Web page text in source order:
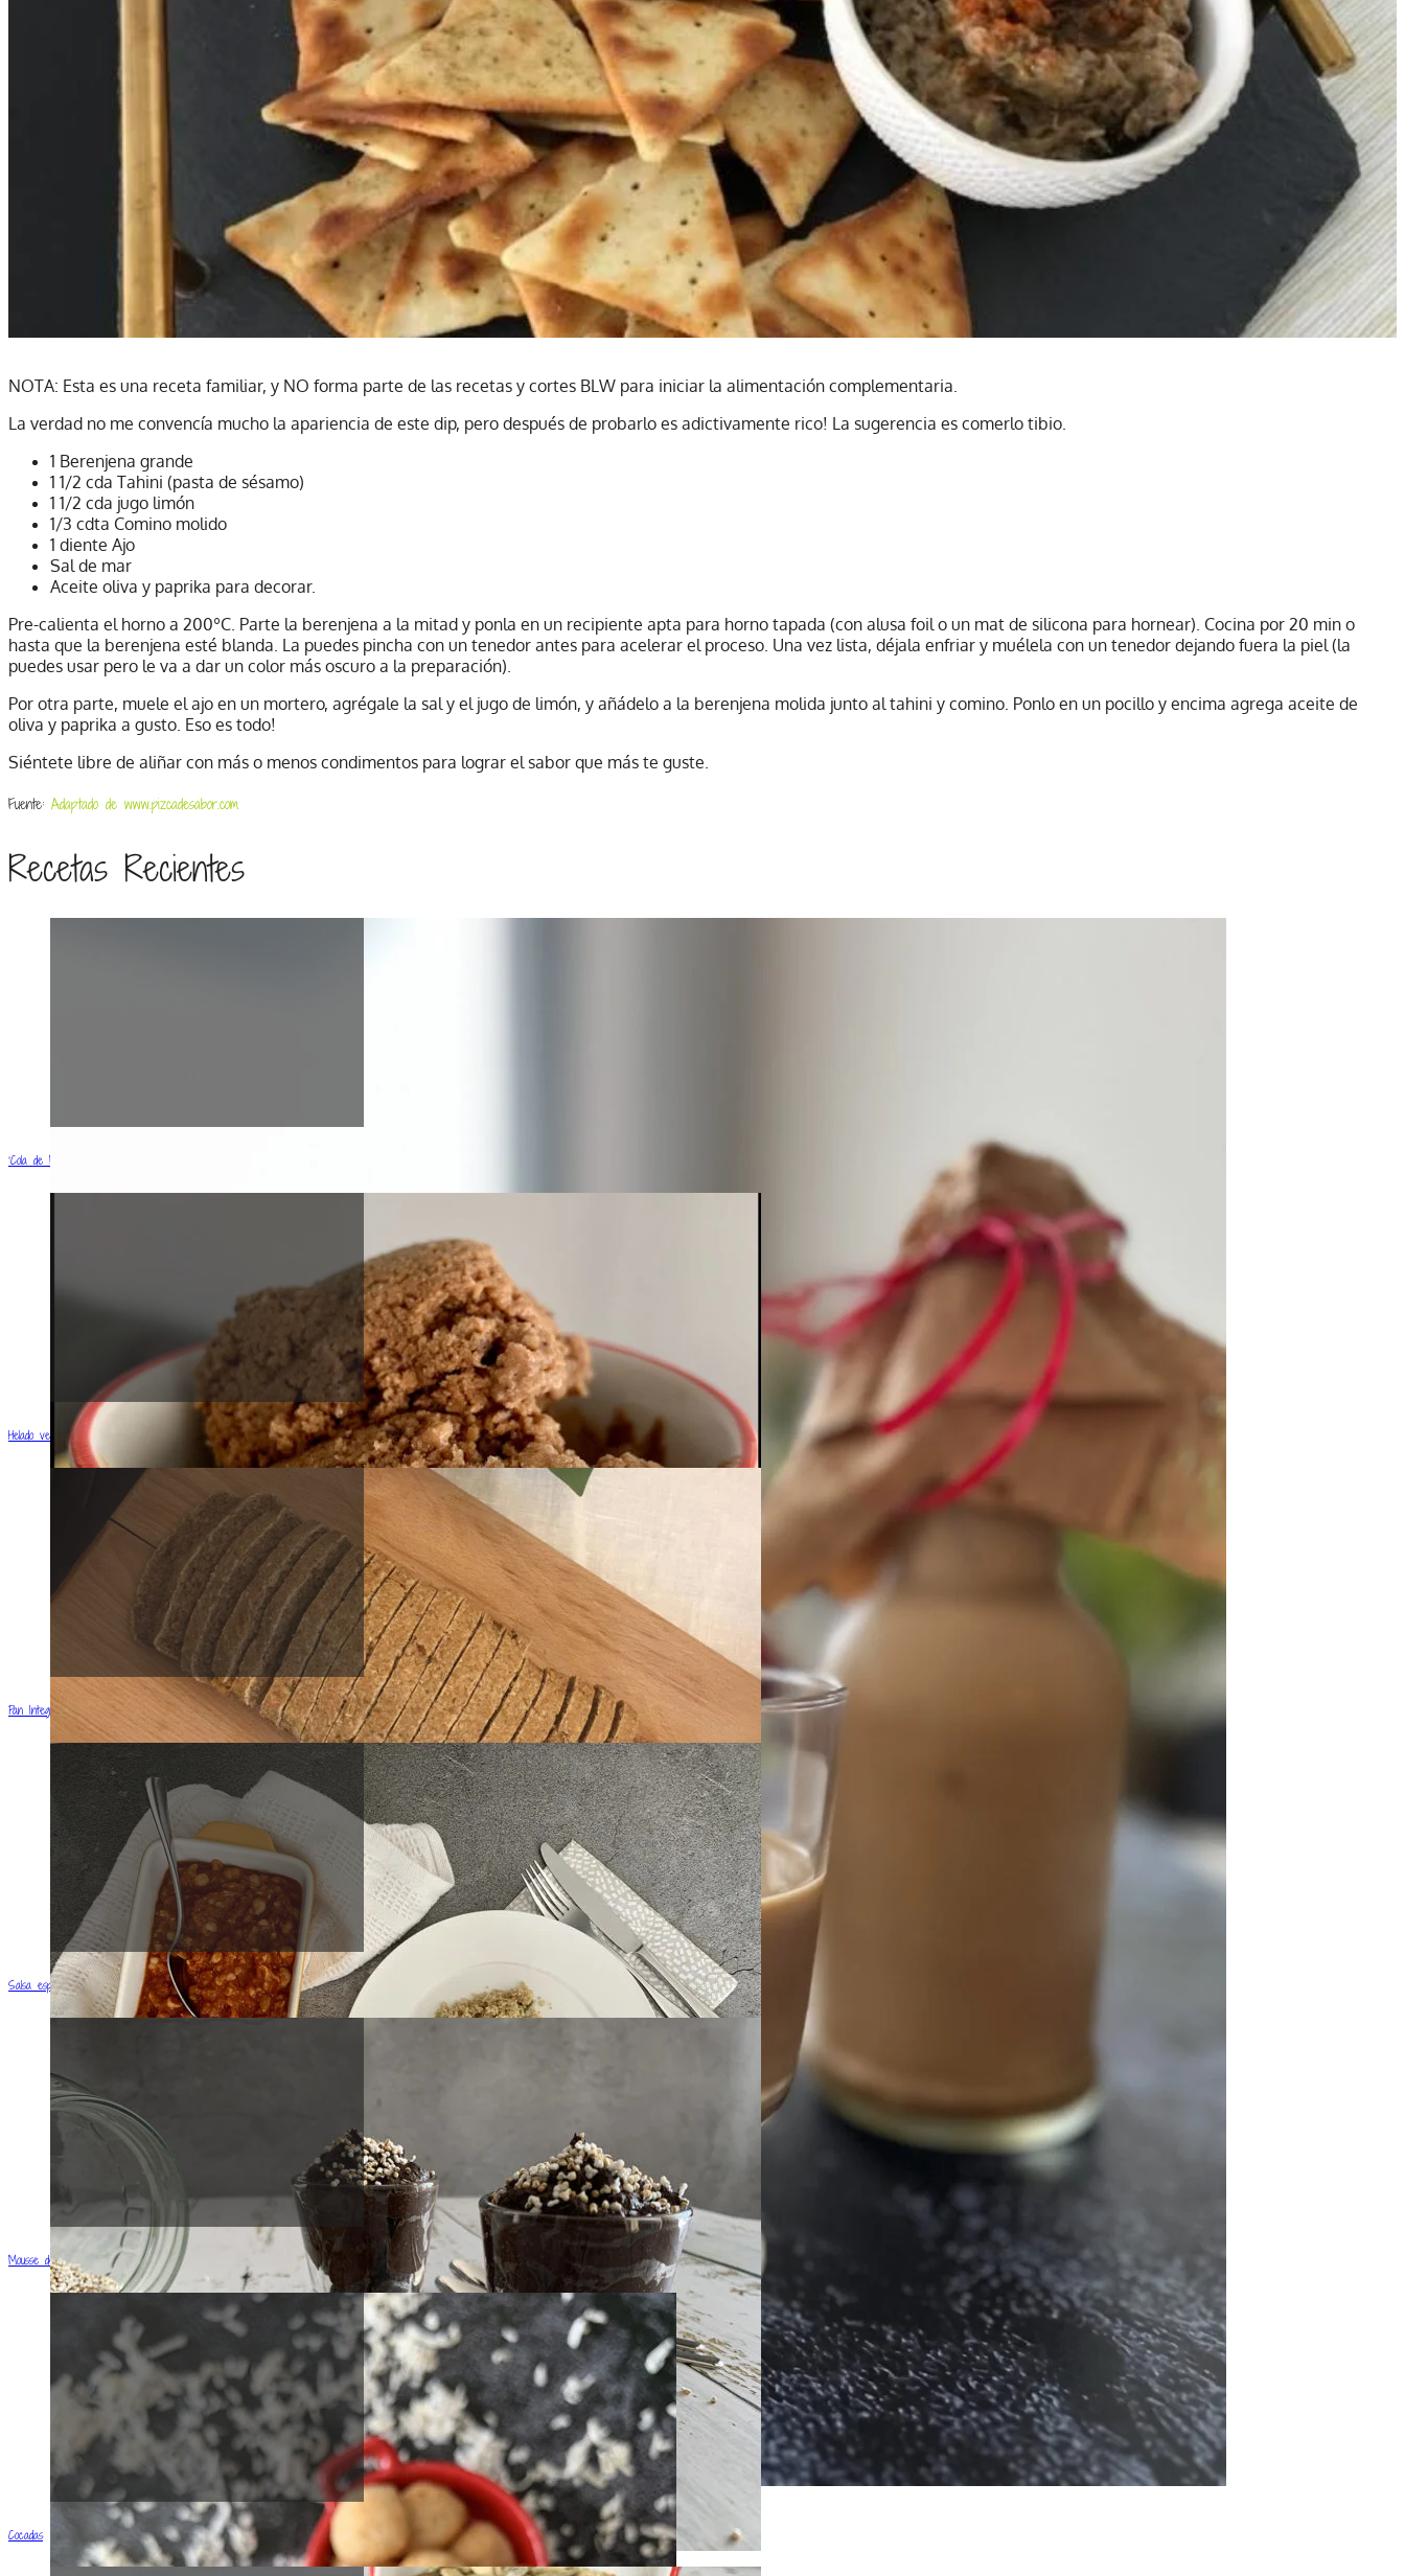
NOTA: Esta es una receta familiar, y NO forma parte de las recetas y cortes BLW para iniciar la alimentación complementaria.
La verdad no me convencía mucho la apariencia de este dip, pero después de probarlo es adictivamente rico! La sugerencia es comerlo tibio.
1 Berenjena grande
1 1/2 cda Tahini (pasta de sésamo)
1 1/2 cda jugo limón
1/3 cdta Comino molido
1 diente Ajo
Sal de mar
Aceite oliva y paprika para decorar.
Pre-calienta el horno a 200ºC. Parte la berenjena a la mitad y ponla en un recipiente apta para horno tapada (con alusa foil o un mat de silicona para hornear). Cocina por 20 min o
hasta que la berenjena esté blanda. La puedes pincha con un tenedor antes para acelerar el proceso. Una vez lista, déjala enfriar y muélela con un tenedor dejando fuera la piel (la
puedes usar pero le va a dar un color más oscuro a la preparación).
Por otra parte, muele el ajo en un mortero, agrégale la sal y el jugo de limón, y añádelo a la berenjena molida junto al tahini y comino. Ponlo en un pocillo y encima agrega aceite de
oliva y paprika a gusto. Eso es todo!
Siéntete libre de aliñar con más o menos condimentos para lograr el sabor que más te guste.
Fuente: Adaptado de www.pizcadesabor.com
Recetas Recientes
‘Cola de Mono’ vegana (con y sin alcohol)
Helado vegano de café (Vegan coffee ice cream)
Pan Integral
Salsa especiada de Garbanzos
Mousse de Chocolate
Cocadas